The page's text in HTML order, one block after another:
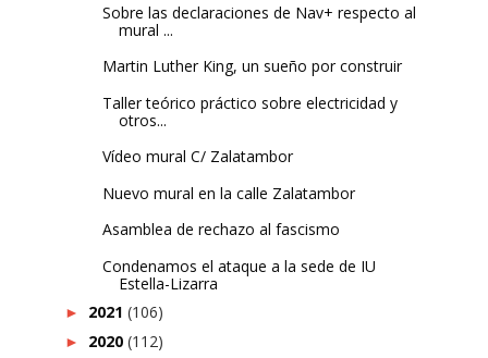
Sobre las declaraciones de Nav+ respecto al
mural ...
Martin Luther King, un sueño por construir
Taller teórico práctico sobre electricidad y
otros...
Vídeo mural C/ Zalatambor
Nuevo mural en la calle Zalatambor
Asamblea de rechazo al fascismo
Condenamos el ataque a la sede de IU
Estella-Lizarra
► 2021 (106)
► 2020 (112)